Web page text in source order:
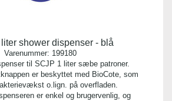
shower dispenser - blå
Varenummer: 199180
til SCJP 1 liter sæbe patroner.
er beskyttet med BioCote, som
o.lign. på overfladen.
er enkel og brugervenlig, og